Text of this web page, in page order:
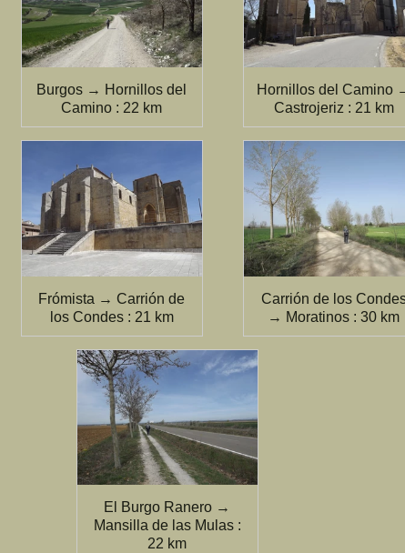
Burgos → Hornillos del
Camino : 22 km
Hornillos del Camino
Castrojeriz : 21 km
Frómista → Carrión de
los Condes : 21 km
Carrión de los
→ Moratinos : 30 km
El Burgo Ranero →
Mansilla de las Mulas :
22 km